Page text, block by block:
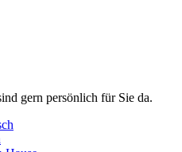
gern persönlich für Sie da.